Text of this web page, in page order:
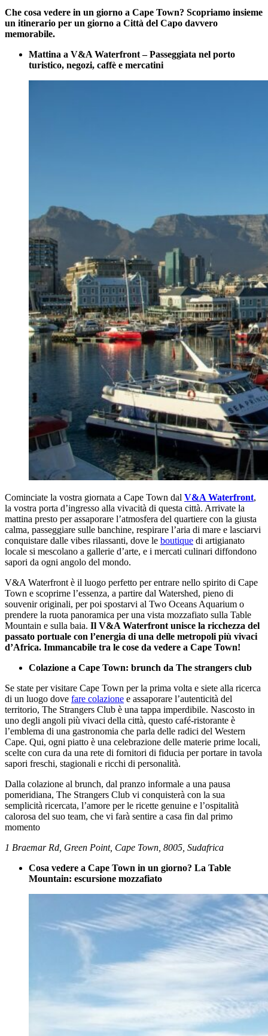
Che cosa vedere in un giorno a Cape Town? Scopriamo insieme
un itinerario per un giorno a Città del Capo davvero
memorabile.
Mattina a V&A Waterfront – Passeggiata nel porto
turistico, negozi, caffè e mercatini
Cominciate la vostra giornata a Cape Town dal V&A Waterfront,
la vostra porta d’ingresso alla vivacità di questa città. Arrivate la
mattina presto per assaporare l’atmosfera del quartiere con la giusta
calma, passeggiare sulle banchine, respirare l’aria di mare e lasciarvi
conquistare dalle vibes rilassanti, dove le boutique di artigianato
locale si mescolano a gallerie d’arte, e i mercati culinari diffondono
sapori da ogni angolo del mondo.
V&A Waterfront è il luogo perfetto per entrare nello spirito di Cape
Town e scoprirne l’essenza, a partire dal Watershed, pieno di
souvenir originali, per poi spostarvi al Two Oceans Aquarium o
prendere la ruota panoramica per una vista mozzafiato sulla Table
Mountain e sulla baia. Il V&A Waterfront unisce la ricchezza del
passato portuale con l’energia di una delle metropoli più vivaci
d’Africa. Immancabile tra le cose da vedere a Cape Town!
Colazione a Cape Town: brunch da The strangers club
Se state per visitare Cape Town per la prima volta e siete alla ricerca
di un luogo dove fare colazione e assaporare l’autenticità del
territorio, The Strangers Club è una tappa imperdibile. Nascosto in
uno degli angoli più vivaci della città, questo café-ristorante è
l’emblema di una gastronomia che parla delle radici del Western
Cape. Qui, ogni piatto è una celebrazione delle materie prime locali,
scelte con cura da una rete di fornitori di fiducia per portare in tavola
sapori freschi, stagionali e ricchi di personalità.
Dalla colazione al brunch, dal pranzo informale a una pausa
pomeridiana, The Strangers Club vi conquisterà con la sua
semplicità ricercata, l’amore per le ricette genuine e l’ospitalità
calorosa del suo team, che vi farà sentire a casa fin dal primo
momento
1 Braemar Rd, Green Point, Cape Town, 8005, Sudafrica
Cosa vedere a Cape Town in un giorno? La Table
Mountain: escursione mozzafiato